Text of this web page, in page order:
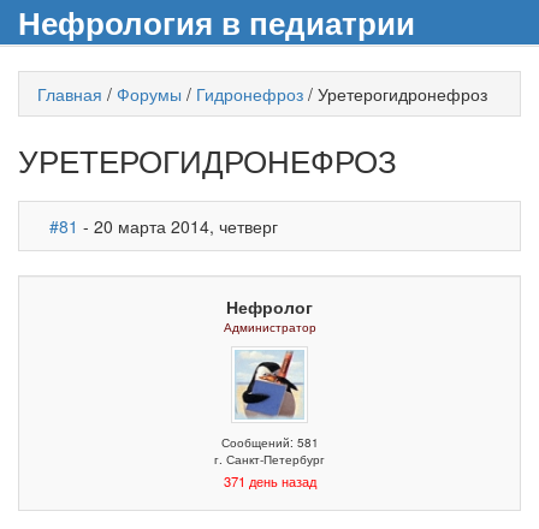
Нефрология в педиатрии
Главная / Форумы / Гидронефроз / Уретерогидронефроз
УРЕТЕРОГИДРОНЕФРОЗ
#81 - 20 марта 2014, четверг
Нефролог
Администратор
Сообщений: 581
г. Санкт-Петербург
371 день назад